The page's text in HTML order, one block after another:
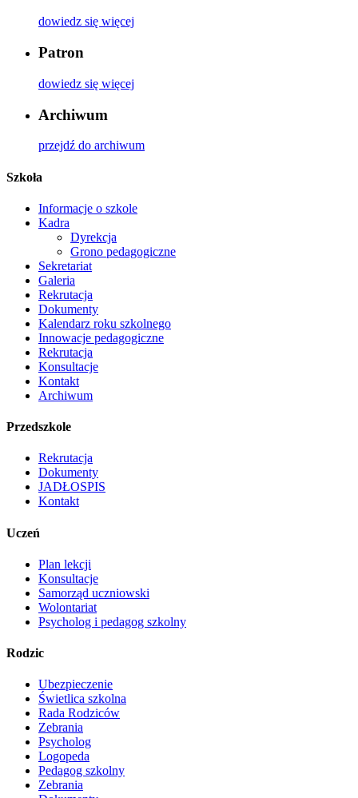
dowiedz się więcej
Patron
dowiedz się więcej
Archiwum
przejdź do archiwum
Szkoła
Informacje o szkole
Kadra
Dyrekcja
Grono pedagogiczne
Sekretariat
Galeria
Rekrutacja
Dokumenty
Kalendarz roku szkolnego
Innowacje pedagogiczne
Rekrutacja
Konsultacje
Kontakt
Archiwum
Przedszkole
Rekrutacja
Dokumenty
JADŁOSPIS
Kontakt
Uczeń
Plan lekcji
Konsultacje
Samorząd uczniowski
Wolontariat
Psycholog i pedagog szkolny
Rodzic
Ubezpieczenie
Świetlica szkolna
Rada Rodziców
Zebrania
Psycholog
Logopeda
Pedagog szkolny
Zebrania